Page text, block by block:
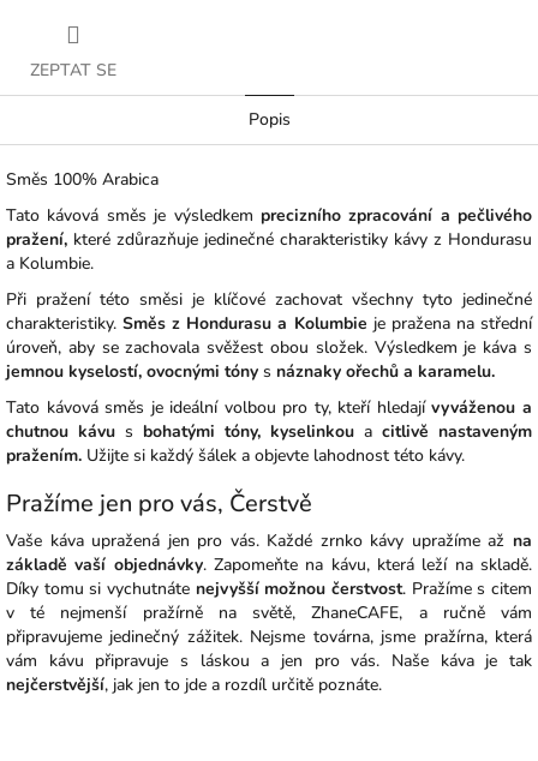
ZEPTAT SE
Popis
Směs 100% Arabica
Tato kávová směs je výsledkem precizního zpracování a pečlivého
pražení, které zdůrazňuje jedinečné charakteristiky kávy z Hondurasu
a Kolumbie.
Při pražení této směsi je klíčové zachovat všechny tyto jedinečné
charakteristiky.Směs z Hondurasu a Kolumbie je pražena na střední
úroveň, aby se zachovala svěžest obou složek. Výsledkem je káva s
jemnou kyselostí, ovocnými tóny s náznaky ořechů a karamelu.
Tato kávová směs je ideální volbou pro ty, kteří hledajívyváženou a
chutnou kávu s bohatými tóny, kyselinkou a citlivě nastaveným
pražením. Užijte si každý šálek a objevte lahodnost této kávy.
Pražíme jen pro vás, Čerstvě
Vaše káva upražená jen pro vás. Každé zrnko kávy upražíme až na
základě vaší objednávky. Zapomeňte na kávu, která leží na skladě.
Díky tomu si vychutnáte nejvyšší možnou čerstvost. Pražíme s citem
v té nejmenší pražírně na světě, ZhaneCAFE, a ručně vám
připravujeme jedinečný zážitek. Nejsme továrna, jsme pražírna, která
vám kávu připravuje s láskou a jen pro vás. Naše káva je tak
nejčerstvější, jak jen to jde a rozdíl určitě poznáte.